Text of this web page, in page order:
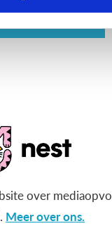
over
Meer over ons.